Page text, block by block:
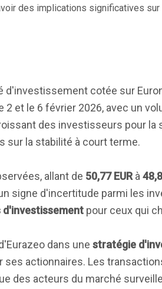
des implications significatives
d'investissement cotée sur
2 et le 6 février 2026, avec un
des investisseurs pour
sur la stabilité à court terme.
allant de 50,77 EUR à
signe d'incertitude parmi les
pour ceux qui
dans une stratégie
ses actionnaires. Les
des acteurs du marché